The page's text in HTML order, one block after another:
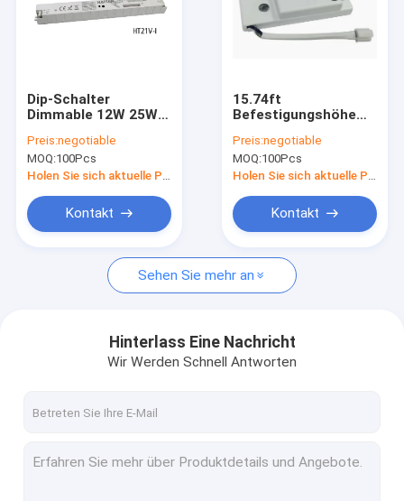
Videos
Treten Sie mit uns in Verbindung
Fordern Sie ein Zitat
Mikrowellenbewegungs-Sensor
PIR-Bewegungs-Sensor
dimmable Bewegungs-Sensor
Dip-Schalter
Dimmable 12W 25W
Sensor mit Rod
Antenna
Preis:negotiable
MOQ:100Pcs
Holen Sie sich aktuelle Preis
Kontakt
15.74ft
Befestigungshöhe
Sensor-gehende
Leitung Länge 60mm
Preis:negotiable
MOQ:100Pcs
Holen Sie sich aktuelle Preis
Kontakt
Sehen Sie mehr an
Hinterlass Eine Nachricht
Wir Werden Schnell Antworten